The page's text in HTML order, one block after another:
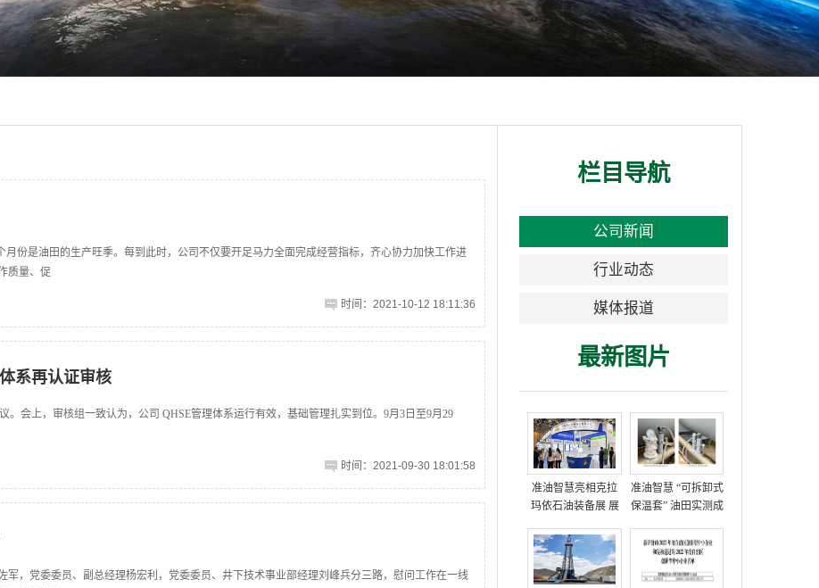
份是油田的生产旺季。每到此时，公司不仅要开足马力全面完成经营指标，齐心协力加快工作进
质量、促
时间：2021-10-12 18:11:36
系再认证审核
。会上，审核组一致认为，公司 QHSE管理体系运行有效，基础管理扎实到位。9月3日至9月29
时间：2021-09-30 18:01:58
军，党委委员、副总经理杨宏利，党委委员、井下技术事业部经理刘峰兵分三路，慰问工作在一线
栏目导航
公司新闻
行业动态
媒体报道
最新图片
准油智慧亮相克拉
玛依石油装备展 展
案
准油智慧 “可拆卸式
保温套” 油田实测成